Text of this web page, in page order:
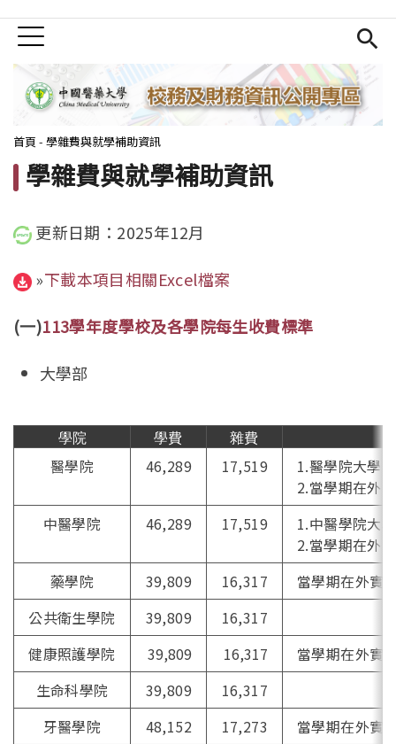
首頁
Open
校務資訊說明
Open
財務資訊分析
學雜費與就學補助資訊
其他重要資訊
內部控制制度及執行
Jump to Navigation
Jump to Main content
您在這裡
首頁 - 學雜費與就學補助資訊
學雜費與就學補助資訊
更新日期：2025年12月
»下載本項目相關Excel檔案
(一)113學年度學校及各學院每生收費標準
大學部
學院 學費 雜費
醫學院 46,289 17,519
1.醫學院大學
2.當學期在外
中醫學院
46,289 17,519
1.中醫學院大
2.當學期在外
藥學院
39,809 16,317
當學期在外實
公共衛生學院
39,809
16,317
健康照護學院
39,809 16,317
當學期在外實
生命科學院
39,809
16,317
牙醫學院
48,152 17,273
當學期在外實